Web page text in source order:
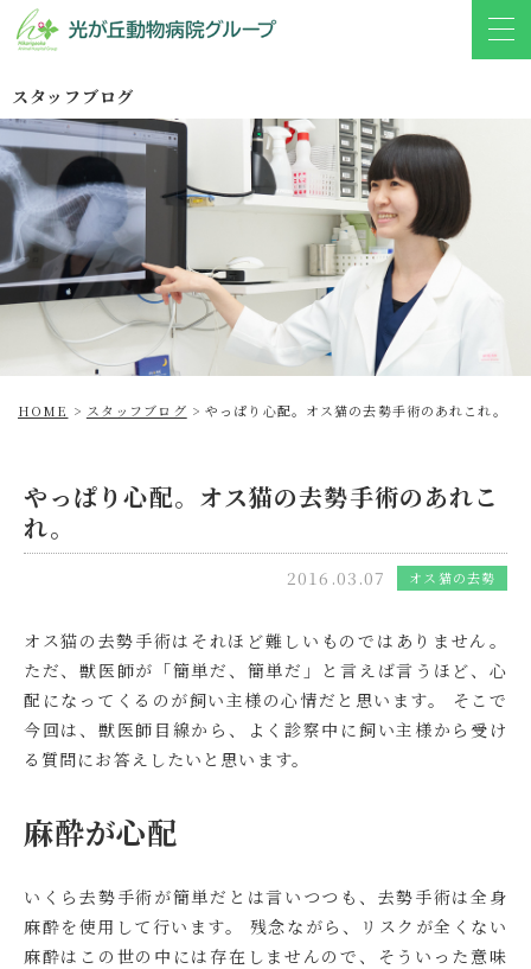
スタッフブログ
HOME > スタッフブログ >やっぱり心配。オス猫の去勢手術のあれこれ。
やっぱり心配。オス猫の去勢手術のあれこ
れ。
2016.03.07 オス猫の去勢
オス猫の去勢手術はそれほど難しいものではありません。
ただ、獣医師が「簡単だ、簡単だ」と言えば言うほど、心
配になってくるのが飼い主様の心情だと思います。 そこで
今回は、獣医師目線から、よく診察中に飼い主様から受け
る質問にお答えしたいと思います。
麻酔が心配
いくら去勢手術が簡単だとは言いつつも、去勢手術は全身
麻酔を使用して行います。 残念ながら、
リスクが全くない
麻酔はこの世の中には存在しませんので、そういった意味